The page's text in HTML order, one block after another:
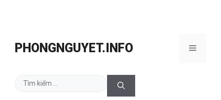
PHONGNGUYET.INFO Menu
Tìm